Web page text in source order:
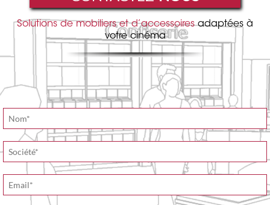
Solutions de mobiliers et d’accessoiresadaptées à
votre cinéma